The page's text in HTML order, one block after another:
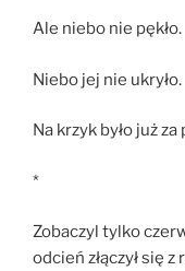
Ale niebo nie pękło.
Niebo jej nie ukryło.
Na krzyk było już za
*
Zobaczyl tylko
odcień złączył się